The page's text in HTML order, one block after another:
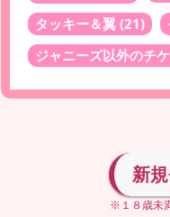
タッキー＆翼 (21)
ジャニーズ以外のチ
新
※１８歳未